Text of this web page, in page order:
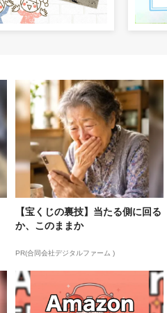
【宝くじの裏技】当たる側に回る
か、このままか
PR(合同会社デジタルファーム )